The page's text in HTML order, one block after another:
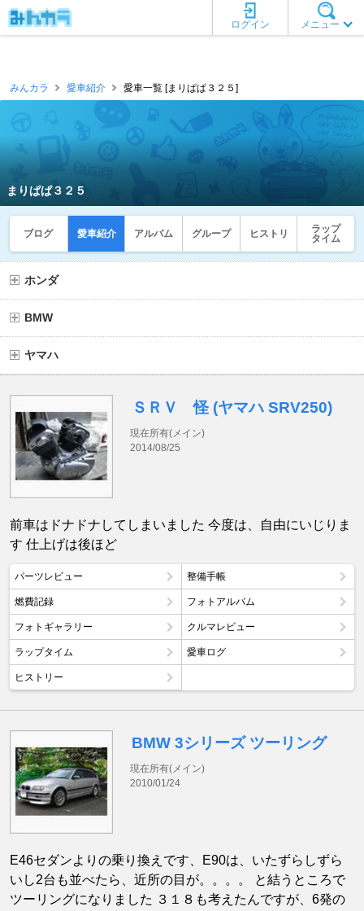
メニュー
ログイン
みんカラ 愛車紹介 愛車一覧 [まりぱぱ３２５]
まりぱぱ３２５
ブログ 愛車紹介 アルバム グループ ヒストリ
ラップ
タイム
ホンダ
BMW
ヤマハ
ＳＲＶ 怪 (ヤマハ SRV250)
現在所有(メイン)
2014/08/25
前車はドナドナしてしまいました 今度は、自由にいじりま
す 仕上げは後ほど
パーツレビュー 整備手帳
燃費記録 フォトアルバム
フォトギャラリー クルマレビュー
ラップタイム 愛車ログ
ヒストリー
BMW 3シリーズ ツーリング
現在所有(メイン)
2010/01/24
E46セダンよりの乗り換えです、E90は、いたずらしずら
いし2台も並べたら、近所の目が。。。。 と結うところで
ツーリングになりました ３１８も考えたんですが、6発の